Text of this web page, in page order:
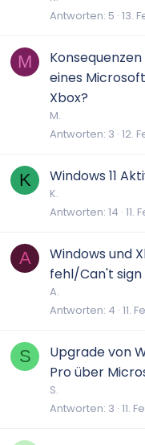
Antworten 5 13.
M
eines
Xbox?
M.
Antworten 3 12.
K Windows 11
K.
Antworten 14 11.
A
Windows und
fehl/Can't sign
A.
Antworten 4 11.
S
Upgrade von
Pro über
S.
Antworten 3 11.